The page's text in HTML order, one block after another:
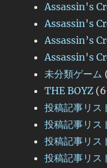
Assassin's
Assassin's
Assassin’s
Assassin's
未分類ゲーム
THE BOYZ
投稿記事リ
投稿記事リ
投稿記事リ
投稿記事リ